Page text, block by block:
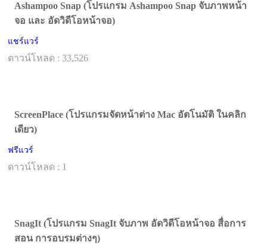
Ashampoo Snap (โปรแกรม Ashampoo Snap จับภาพหน้า
จอ และ อัดวิดีโอหน้าจอ)
แชร์แวร์
ดาวน์โหลด : 33,526
ScreenPlace (โปรแกรมจัดหน้าต่าง Mac อัตโนมัติ ในคลิก
เดียว)
ฟรีแวร์
ดาวน์โหลด : 1
SnagIt (โปรแกรม SnagIt จับภาพ อัดวิดีโอหน้าจอ สื่อการ
สอน การอบรมต่างๆ)